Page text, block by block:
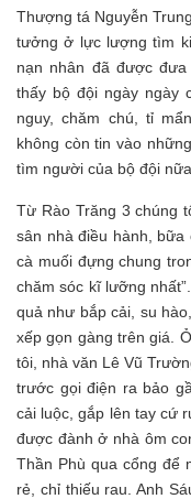
Thượng tá Nguyễn
tưởng ở lực lượng tìm
nạn nhân đã được
thấy bộ đội ngày ngày
nguy, chăm chú, tỉ
không còn tin vào
tìm người của bộ đội nữa.
Từ Rào Trăng 3 chúng
sân nhà điều hành, bữa
cà muối đựng chung
chăm sóc kĩ lưỡng
quả như bắp cải, su
xếp gọn gàng trên giá.
tôi, nhà văn Lê Vũ
trước gọi điện ra bảo
cải luộc, gắp lên tay cứ
được đành ở nhà ôm
Thần Phù qua cổng để
rẻ, chỉ thiếu rau. Anh